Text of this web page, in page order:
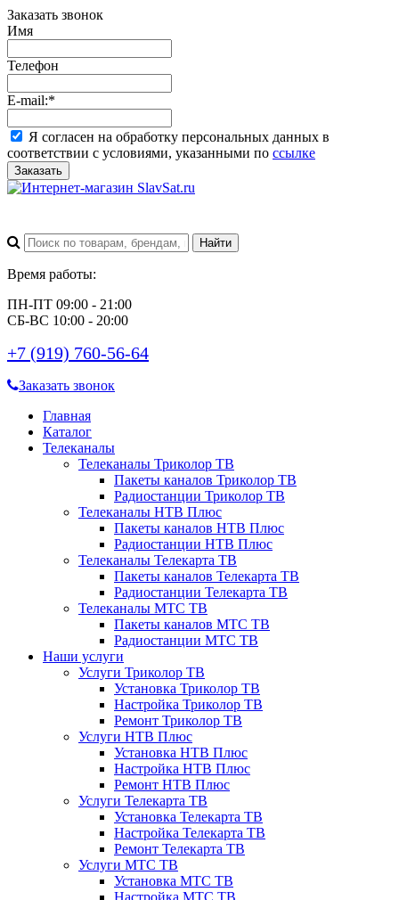
Заказать звонок
Имя
Телефон
E-mail:*
Я согласен на обработку персональных данных в
соответствии с условиями, указанными по ссылке
Заказать
Время работы:
ПН-ПТ 09:00 - 21:00
СБ-ВС 10:00 - 20:00
+7 (919) 760-56-64
Заказать звонок
Главная
Каталог
Телеканалы
Телеканалы Триколор ТВ
Пакеты каналов Триколор ТВ
Радиостанции Триколор ТВ
Телеканалы НТВ Плюс
Пакеты каналов НТВ Плюс
Радиостанции НТВ Плюс
Телеканалы Телекарта ТВ
Пакеты каналов Телекарта ТВ
Радиостанции Телекарта ТВ
Телеканалы МТС ТВ
Пакеты каналов МТС ТВ
Радиостанции МТС ТВ
Наши услуги
Услуги Триколор ТВ
Установка Триколор ТВ
Настройка Триколор ТВ
Ремонт Триколор ТВ
Услуги НТВ Плюс
Установка НТВ Плюс
Настройка НТВ Плюс
Ремонт НТВ Плюс
Услуги Телекарта ТВ
Установка Телекарта ТВ
Настройка Телекарта ТВ
Ремонт Телекарта ТВ
Услуги МТС ТВ
Установка МТС ТВ
Настройка МТС ТВ